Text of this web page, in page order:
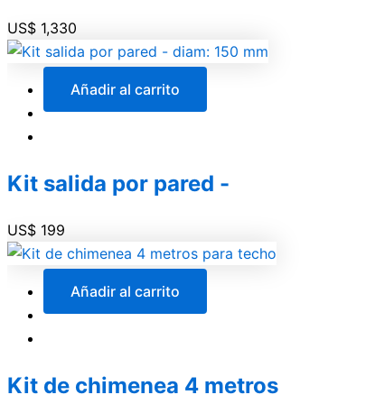
US$ 1,330
Añadir al carrito
Kit salida por pared -
US$ 199
Añadir al carrito
Kit de chimenea 4 metros